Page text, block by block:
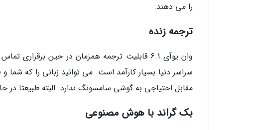
را می دهند.
ترجمه زنده
وان یوآی 6.1 قابلیت ترجمه همزمان در حین
سراسر دنیا بسیار کارآمد است. می توانید زبانی را که
مقابل احتیاجی به گوشی سامسونگ ندارد. البته طبیعتا
بک گراند با هوش مصنوعی